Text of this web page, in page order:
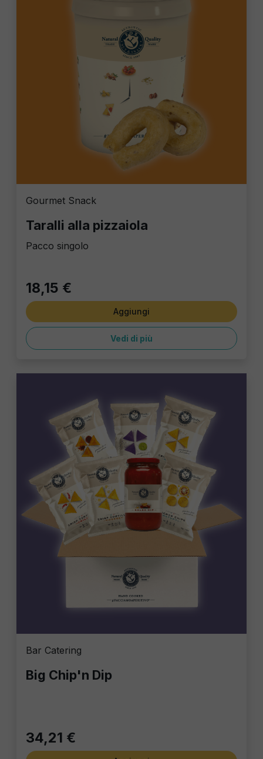
Gourmet Snack
Taralli alla pizzaiola
Pacco singolo
18,15 €
Aggiungi
Vedi di più
Bar Catering
Big Chip'n Dip
34,21 €